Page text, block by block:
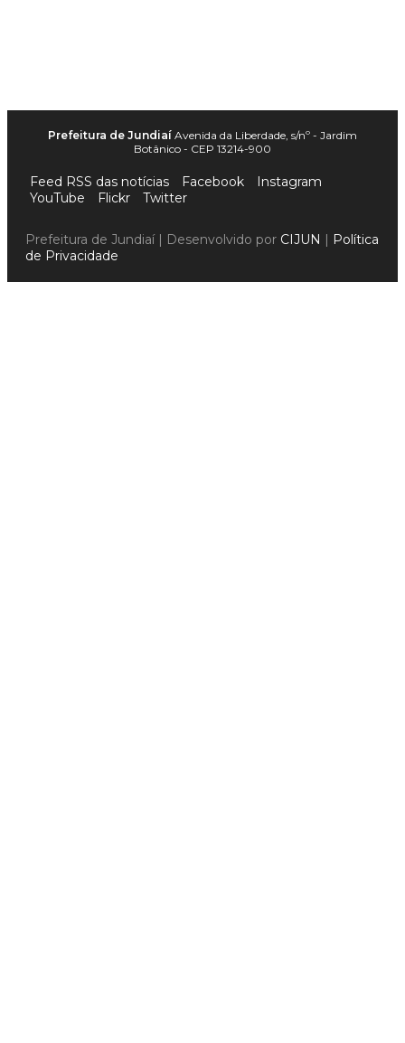
Prefeitura de Jundiaí Avenida da Liberdade, s/nº - Jardim
Botânico - CEP 13214-900
Feed RSS das notícias Facebook
Instagram
YouTube
Flickr Twitter
Prefeitura de Jundiaí | Desenvolvido por CIJUN | Política
de Privacidade